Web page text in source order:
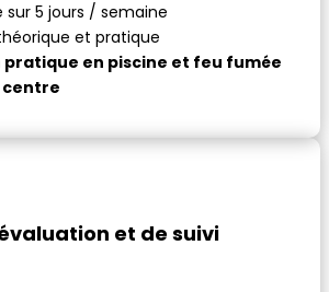
sur 5 jours / semaine
et pratique
pratique en piscine et feu fumée
centre
et de suivi